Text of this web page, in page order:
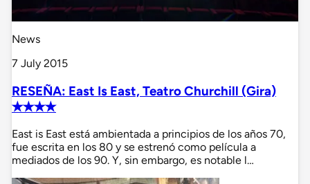
News
7 July 2015
RESEÑA: East Is East, Teatro Churchill (Gira)
✭✭✭✭
East is East está ambientada a principios de los años 70,
fue escrita en los 80 y se estrenó como película a
mediados de los 90. Y, sin embargo, es notable l…